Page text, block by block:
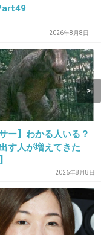
+23 -0
ンチ大きくする
2026年8月8日
サー】わかる人いる？
す人が増えてきた
2026年8月8日